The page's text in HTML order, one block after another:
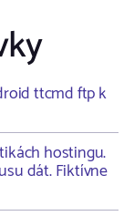
ttcmd ftp k
hostingu.
dát. Fiktívne